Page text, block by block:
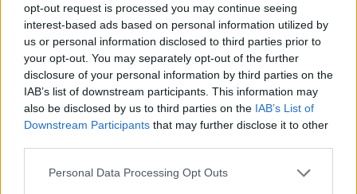
opt-out request is processed you may continue seeing
interest-based ads based on personal information utilized by
us or personal information disclosed to third parties prior to
your opt-out. You may separately opt-out of the further
disclosure of your personal information by third parties on the
IAB’s list of downstream participants. This information may
also be disclosed by us to third parties on the IAB’s List of
Downstream Participants that may further disclose it to other
Personal Data Processing Opt Outs
ατελείωτες προβλέψεις, στοιχήματα… της πλάκας
και συζητήσεις που ξεκινούν από το ποδόσφαιρο
και καταλήγουν στα φοιτητικά χρόνια.
Με δεδομένο ότι τοΜουντιάλ των ΗΠΑδεν θα
είναι ό,τι καλύτερο για την ρουτίνα του ύπνου μας
κάποια παιχνίδια θα ξεκινούν αργά, ορισμένα από
αυτά θα απαιτούν καφέδες, ενεργειακά ποτά και
σοβαρές διαπραγματεύσεις με το ξυπνητήρι της